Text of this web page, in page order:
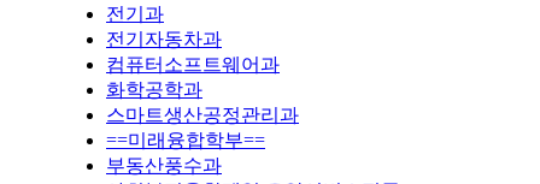
전기과
전기자동차과
컴퓨터소프트웨어과
화학공학과
스마트생산공정관리과
==미래융합학부==
부동산풍수과